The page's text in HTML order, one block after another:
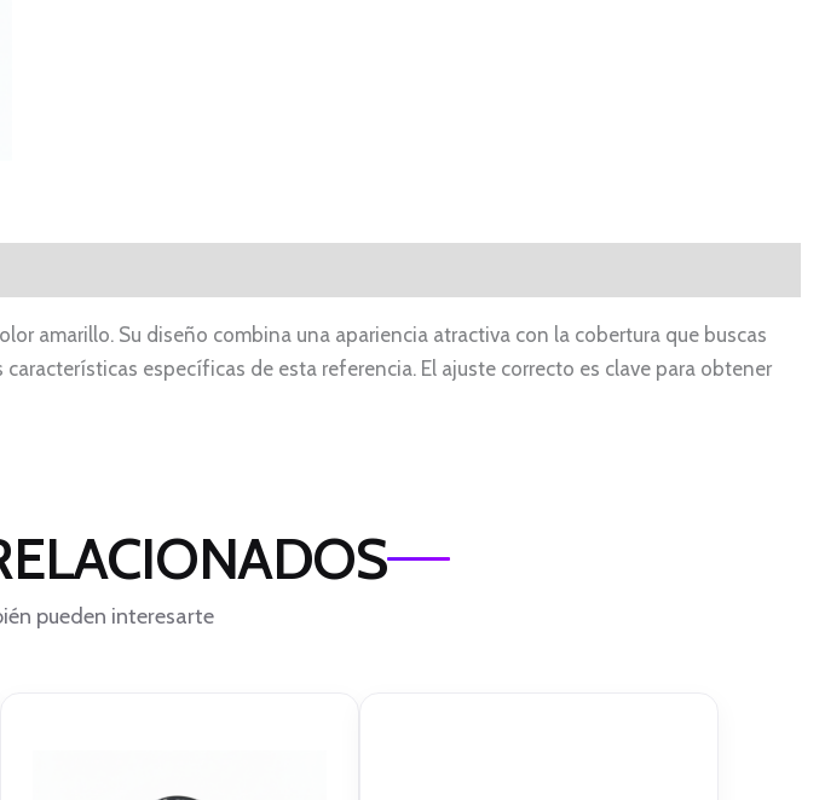
amarillo. Su diseño combina una apariencia atractiva con la cobertura que buscas
específicas de esta referencia. El ajuste correcto es clave para obtener
pueden interesarte